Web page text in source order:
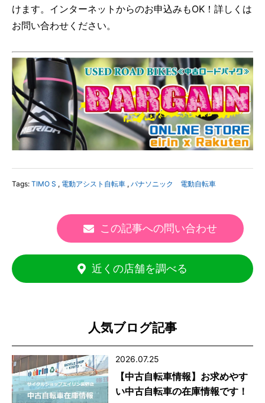
けます。インターネットからのお申込みもOK！詳しくは
お問い合わせください。
Tags: TIMO S , 電動アシスト自転車 , パナソニック 電動自転車
この記事への問い合わせ
近くの店舗を調べる
人気ブログ記事
2026.07.25
【中古自転車情報】お求めやす
い中古自転車の在庫情報です！